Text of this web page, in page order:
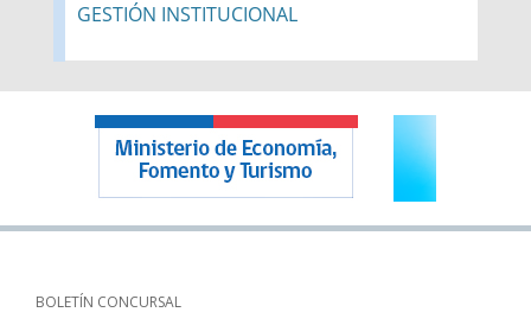
GESTIÓN INSTITUCIONAL
BOLETÍN CONCURSAL